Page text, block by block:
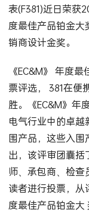
表(F381)近日荣获
度最佳产品铂金大
销商设计金奖。
《EC&M》 年度
票评选， 381在便
胜。《EC&M》年
电气行业中的卓越
围产品，这些入
出，该评审团囊括
师、承包商、检查
读者进行投票，从
度最佳产品铂金大